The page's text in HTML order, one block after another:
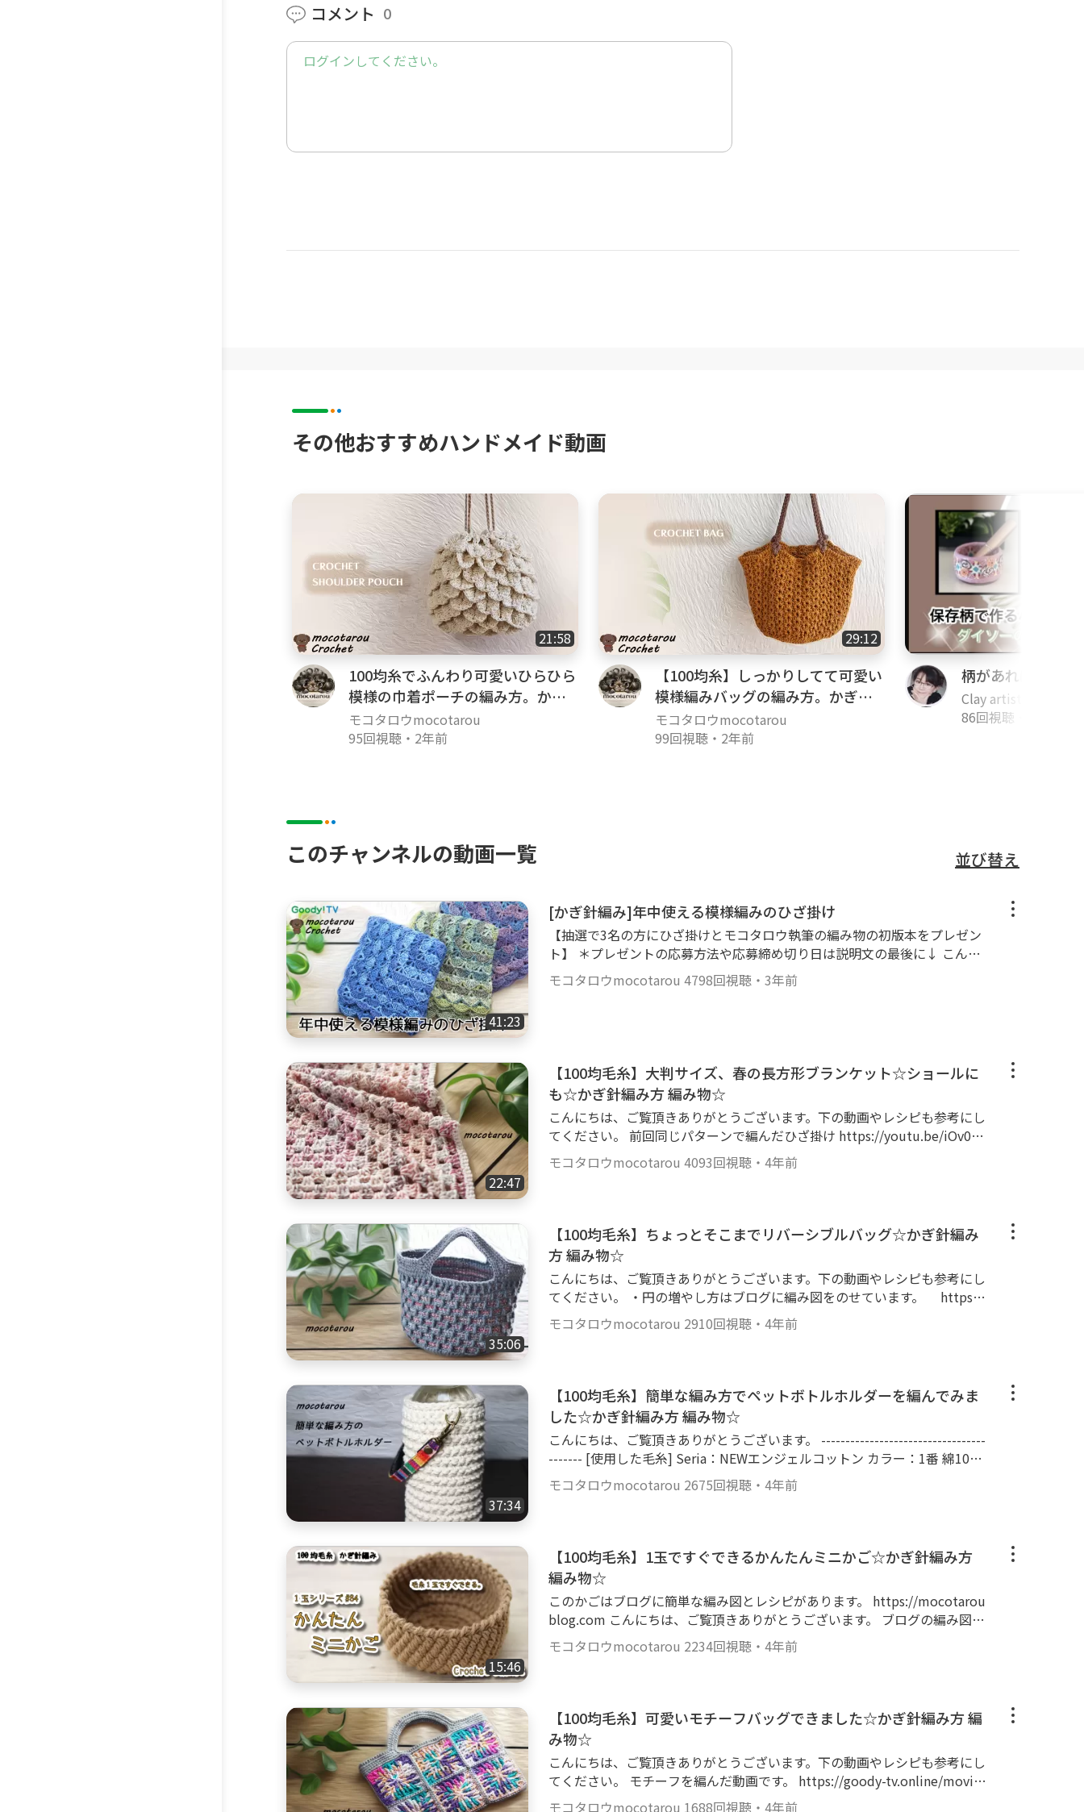
-------------------------------------
00:00 毛糸の説明
09:10 増し目なしで戻ります
円の増やし方
・ 6
・ V V V V V V （2段めの増やし方）
・ V1 V1 V1 V1 V1 V1 （3段めの増やし方）
・ 増し目なしで戻ります。
・ 1 V2 V2 V2 V2 V2 V1 （4段めの増やし方）
・ 増し目なしで戻ります。
・ V3 V3 V3 V3 V3 V3 （5段めの増やし方）
・ 増し目なしで戻ります。
V＝増やし目、同じ目にこま編み2回入れる
数字＝ひと目づつこま編みをする回数
---------------- 本 ---------------
『カンタン＆かわいい＆すぐできる！かぎ針で編むモコタロウの編み小物』
ワニブックスさんより発売中です。
全国の書店、Amazon、楽天等でお買い求め頂けます。
コメント 0
ログインしてください。
その他おすすめハンドメイド動画
21:58
100均糸でふんわり可愛いひらひら
模様の巾着ポーチの編み方。かぎ
針編み
モコタロウmocotarou
95回視聴 ・ 2年前
29:12
【100均糸】しっかりしてて可愛い
模様編みバッグの編み方。かぎ針
編み
モコタロウmocotarou
99回視聴 ・ 2年前
柄があればいろん
Clay artist(ポリマー
86回視聴
このチャンネルの動画一覧 並び替え
41:23
[かぎ針編み]年中使える模様編みのひざ掛け
【抽選で3名の方にひざ掛けとモコタロウ執筆の編み物の初版本をプレゼン
ト】 ＊プレゼントの応募方法や応募締め切り日は説明文の最後に↓ こんに
ちは😊見て頂いてありがとうございます。 ユザワヤ：パウダーコットン 色
番：5番 コットン50％、アクリル50％ 150g、約360ｍ 2玉使用 使用かぎ
る模様編みのひざ掛け」を見て「いいね」👍を押してください。 ＜ 応募
締め切り日 ＞ 2022年11月14日 ＜当選連絡方法＞ 当選者には、online@g
oody-tv.comからGoody!TVにユーザー登録していただいたメールアドレス
宛に連絡いたしますので、応募者はご確認をお願いいたします。
モコタロウmocotarou 4798回視聴 ・ 3年前
22:47
【100均毛糸】大判サイズ、春の長方形ブランケット☆ショールに
も☆かぎ針編み方 編み物☆
こんにちは、ご覧頂きありがとうございます。下の動画やレシピも参考にし
てください。 前回同じパターンで編んだひざ掛け https://youtu.be/iOv0gT
E3qzg ----------------------------------------- [使用した毛糸] DAISO：ミックス
ケーク カラー：ベージュ、ペールピンク アクリル100％ 80g、約124m 各
編みます 18:30 糸始末 20:15 完成しました [レシピ] ・作り目：くさり編み4
8目で始めます。 ・1段：くさり編み5目して、6目めのくさり編みの目か
ら。長編み3目、くさり編み、1目飛ばして長編み3目・・・を繰り返して編
みます。 ・2段：くさり編み3、長編み2目（最初の立ち上がりを1目とし
て数えています）、後は穴の中に長編み3目、くさり編みの繰り返し。角は
くさり編み3目で作っています。最後は中長編みで繋げています。 ・3段以
るのでこま編み２つで終わります。 [サイズ] 縦57㎝、横97㎝ ※動画では横
を79㎝って言っていますが97㎝です。
モコタロウmocotarou 4093回視聴 ・ 4年前
35:06
【100均毛糸】ちょっとそこまでリバーシブルバッグ☆かぎ針編み
方 編み物☆
こんにちは、ご覧頂きありがとうございます。下の動画やレシピも参考にし
てください。 ・円の増やし方はブログに編み図をのせています。 https://
mocotaroublog.com/ennnoamikata/ ※今回の動画は中長編みですが増
やし方は同じです。 ----------------------------------------- [使用した毛糸] DAIS
100％ 35g、約105m 2玉 [使用したかぎ針] 8号（5㎜） ------------------------
------------- [チャプター] 00:00 毛糸の説明 00:57 編み始め 04:25 側面編み始
め 15:50 バッグ上部 21:00 持ち手 30:10 持ち手内側 32:28 完成しました。
[レシピ] ・ポリエステル糸2本取り ・1段：輪を作って、くさり2で立ち上が
り、輪の中に中長編み12、引き抜き ・2段～8段：中長編みで円を8段ま
で編みます。増やし方はこま編みの時と同じです。 ・ミルフィム2本取り ・
めの残したスジに針を入れて長編み）の繰り返し。 ・ミルフィム2本取り
・12段：立ち上がりくさり1、ぐるっとすじ編み ・13段：立ち上がりくさ
り1、ぐるっとこま編み ・ポリエステル糸2本取り ・14段：立ち上がりくさ
り1、（12段めの残したスジに針を入れて長編み、こま編み3）の繰り返
し。 ・15段～33段：9段～14段繰り返し ・ミルフィム2本取り ・34段：立
ち上がりくさり1、ぐるっとすじ編み ・35段：立ち上がりくさり1、ぐるっ
2目 ・38段と39段：ぐるっと中長編み、持ち手の根本は1目飛ばして2目ひ
とつ ・40段：ぐるっと引き抜き編み ・持ち手内側：引き抜き編み [サイズ]
縦14.5cm、横31cm、底直径16cm
モコタロウmocotarou 2910回視聴 ・ 4年前
37:34
【100均毛糸】簡単な編み方でペットボトルホルダーを編んでみま
した☆かぎ針編み方 編み物☆
こんにちは、ご覧頂きありがとうございます。 ----------------------------------
------- [使用した毛糸] Seria：NEWエンジェルコットン カラー：1番 綿10
0％ 25g、約65m 2玉 コットン糸2本とレース糸の3本取りで編んでいます。
[使用したかぎ針] 8号（5㎜）
モコタロウmocotarou 2675回視聴 ・ 4年前
15:46
【100均毛糸】1玉ですぐできるかんたんミニかご☆かぎ針編み方
編み物☆
このかごはブログに簡単な編み図とレシピがあります。 https://mocotarou
blog.com こんにちは、ご覧頂きありがとうございます。 ブログの編み図や
レシピも参考にしてください。 ----------------------------------------- [使用し
た毛糸] DAISO：アクリル毛糸 並太 カラー：ヘーゼルブラウン アクリル10
モコタロウmocotarou 2234回視聴 ・ 4年前
【100均毛糸】可愛いモチーフバッグできました☆かぎ針編み方 編
み物☆
こんにちは、ご覧頂きありがとうございます。下の動画やレシピも参考にし
てください。 モチーフを編んだ動画です。 https://goody-tv.online/movie/
play/1113/ ----------------------------------------- [使用した毛糸] モチーフ12枚
モコタロウmocotarou 1688回視聴 ・ 4年前